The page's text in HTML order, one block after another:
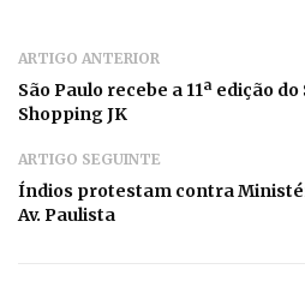
ARTIGO ANTERIOR
São Paulo recebe a 11ª edição
Shopping JK
ARTIGO SEGUINTE
Índios protestam contra
Av. Paulista